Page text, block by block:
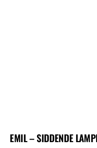
EMIL – SIDDENDE